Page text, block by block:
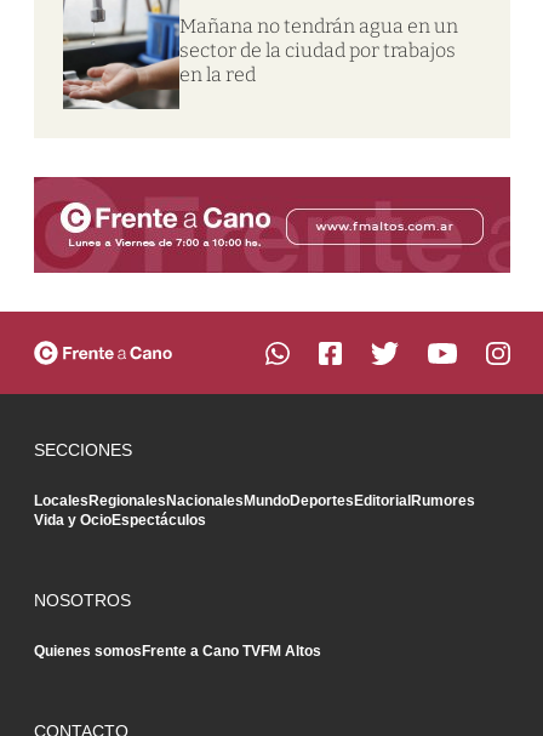
Mañana no tendrán agua en un
sector de la ciudad por trabajos
en la red
SECCIONES
Locales Regionales Nacionales MundoDeportes Editorial Rumores
Vida y OcioEspectáculos
NOSOTROS
Quienes somos Frente a Cano TVFM Altos
CONTACTO